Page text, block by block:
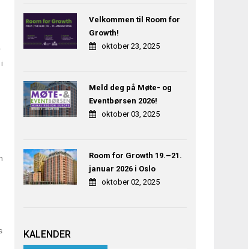
Velkommen til Room for
Growth!
oktober 23, 2025
Meld deg på Møte- og
Eventbørsen 2026!
oktober 03, 2025
Room for Growth 19.–21.
januar 2026 i Oslo
oktober 02, 2025
KALENDER